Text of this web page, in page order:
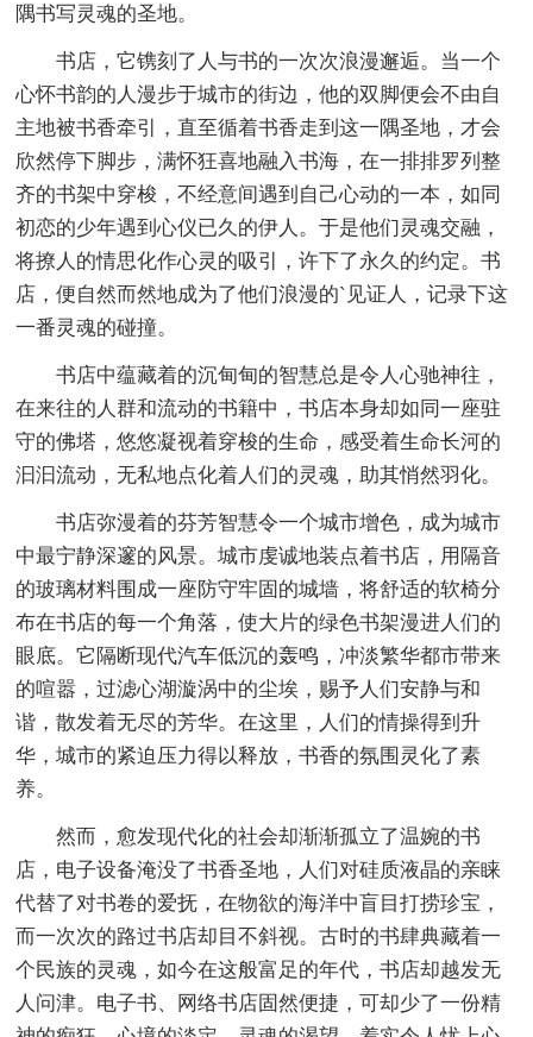
隅书写灵魂的圣地。
书店，它镌刻了人与书的一次次浪漫邂逅。当一个
心怀书韵的人漫步于城市的街边，他的双脚便会不由自
主地被书香牵引，直至循着书香走到这一隅圣地，才会
欣然停下脚步，满怀狂喜地融入书海，在一排排罗列整
齐的书架中穿梭，不经意间遇到自己心动的一本，如同
初恋的少年遇到心仪已久的伊人。于是他们灵魂交融，
将撩人的情思化作心灵的吸引，许下了永久的约定。书
店，便自然而然地成为了他们浪漫的`见证人，记录下这
一番灵魂的碰撞。
书店中蕴藏着的沉甸甸的智慧总是令人心驰神往，
在来往的人群和流动的书籍中，书店本身却如同一座驻
守的佛塔，悠悠凝视着穿梭的生命，感受着生命长河的
汩汩流动，无私地点化着人们的灵魂，助其悄然羽化。
书店弥漫着的芬芳智慧令一个城市增色，成为城市
中最宁静深邃的风景。城市虔诚地装点着书店，用隔音
的玻璃材料围成一座防守牢固的城墙，将舒适的软椅分
布在书店的每一个角落，使大片的绿色书架漫进人们的
眼底。它隔断现代汽车低沉的轰鸣，冲淡繁华都市带来
的喧嚣，过滤心湖漩涡中的尘埃，赐予人们安静与和
谐，散发着无尽的芳华。在这里，人们的情操得到升
华，城市的紧迫压力得以释放，书香的氛围灵化了素
养。
然而，愈发现代化的社会却渐渐孤立了温婉的书
店，电子设备淹没了书香圣地，人们对硅质液晶的亲睐
代替了对书卷的爱抚，在物欲的海洋中盲目打捞珍宝，
而一次次的路过书店却目不斜视。古时的书肆典藏着一
个民族的灵魂，如今在这般富足的年代，书店却越发无
人问津。电子书、网络书店固然便捷，可却少了一份精